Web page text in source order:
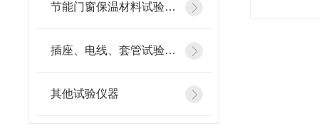
节能门窗保温材料试验仪器
插座、电线、套管试验仪器
其他试验仪器